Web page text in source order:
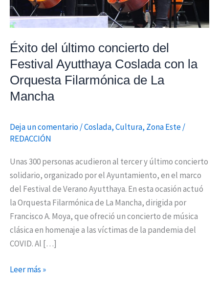
Éxito del último concierto del
Festival Ayutthaya Coslada con la
Orquesta Filarmónica de La
Mancha
Deja un comentario/Coslada,Cultura, Zona Este/
REDACCIÓN
Unas 300 personas acudieron al tercer y último concierto
solidario, organizado por el Ayuntamiento, en el marco
del Festival de Verano Ayutthaya. En esta ocasión actuó
la Orquesta Filarmónica de La Mancha, dirigida por
Francisco A. Moya, que ofreció un concierto de música
clásica en homenaje a las víctimas de la pandemia del
COVID. Al […]
con
la
Filarmónica
de
La
Mancha
Leer más »